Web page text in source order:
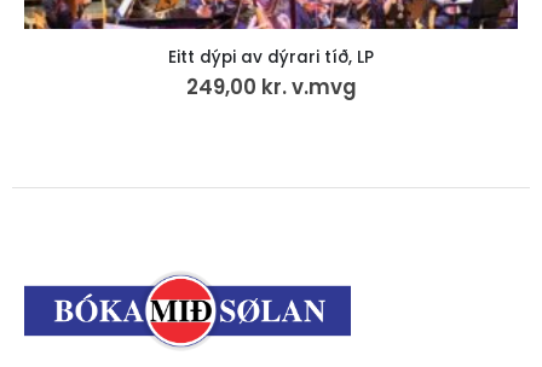
Eitt dýpi av dýrari tíð, LP
249,00 kr.v.mvg